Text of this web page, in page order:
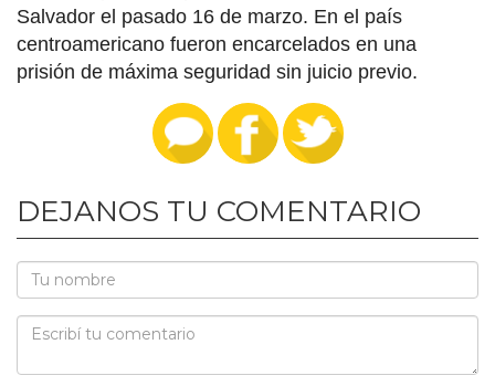
Salvador el pasado 16 de marzo. En el país
centroamericano fueron encarcelados en una
prisión de máxima seguridad sin juicio previo.
DEJANOS TU COMENTARIO